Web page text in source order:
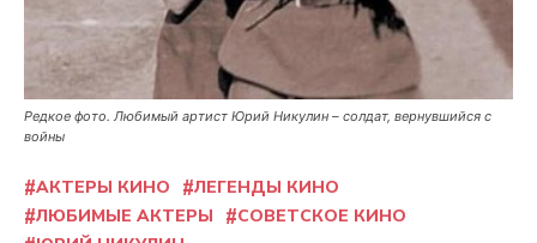
Редкое фото. Любимый артист Юрий Никулин – солдат, вернувшийся с
войны
АКТЕРЫ КИНО
ЛЕГЕНДЫ КИНО
ЛЮБИМЫЕ АКТЕРЫ
СОВЕТСКОЕ КИНО